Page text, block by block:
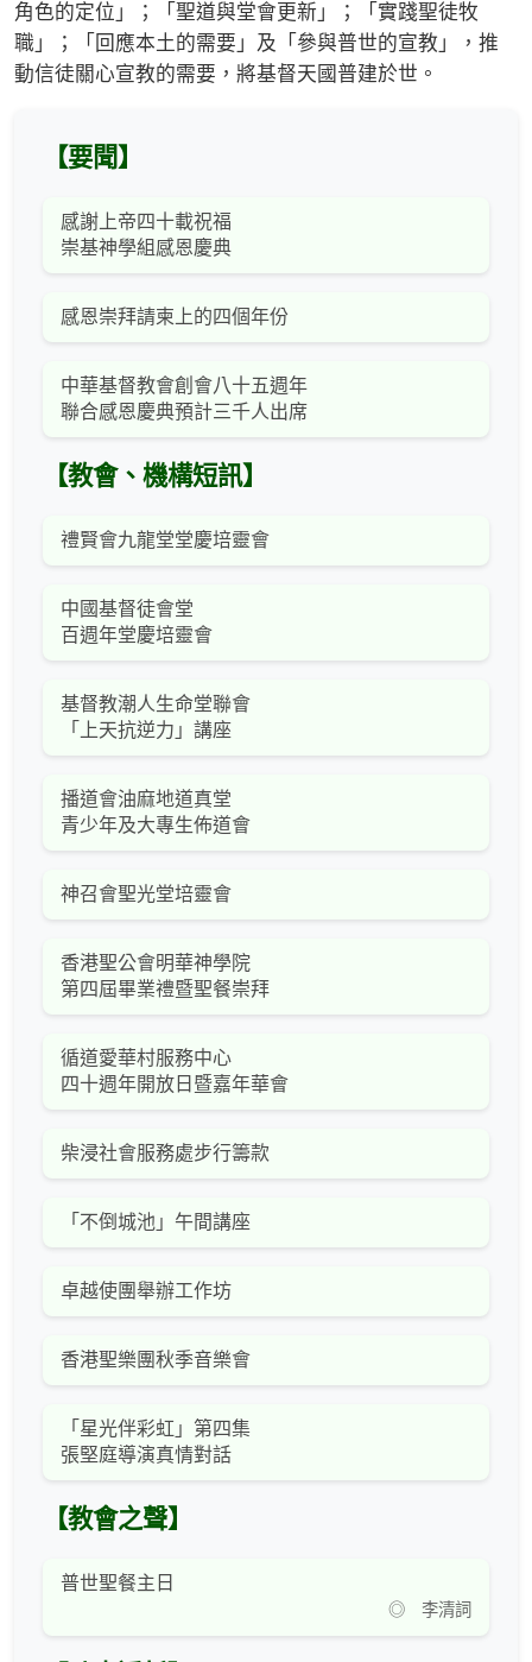
角色的定位」；「聖道與堂會更新」；「實踐聖徒牧
職」；「回應本土的需要」及「參與普世的宣教」，推
動信徒關心宣教的需要，將基督天國普建於世。
【要聞】
感謝上帝四十載祝福
崇基神學組感恩慶典
感恩崇拜請柬上的四個年份
中華基督教會創會八十五週年
聯合感恩慶典預計三千人出席
【教會、機構短訊】
禮賢會九龍堂堂慶培靈會
中國基督徒會堂
百週年堂慶培靈會
基督教潮人生命堂聯會
「上天抗逆力」講座
播道會油麻地道真堂
青少年及大專生佈道會
神召會聖光堂培靈會
香港聖公會明華神學院
第四屆畢業禮暨聖餐崇拜
循道愛華村服務中心
四十週年開放日暨嘉年華會
柴浸社會服務處步行籌款
「不倒城池」午間講座
卓越使團舉辦工作坊
香港聖樂團秋季音樂會
「星光伴彩虹」第四集
張堅庭導演真情對話
【教會之聲】
普世聖餐主日
◎ 李清詞